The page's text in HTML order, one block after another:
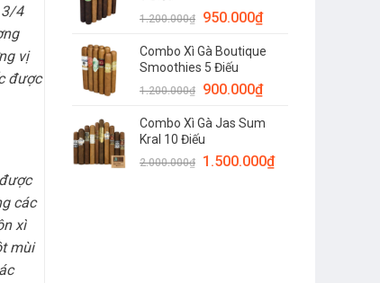
1.200.000₫ 950.000₫
Combo Xì Gà Boutique
Smoothies 5 Điếu
1.200.000₫ 900.000₫
Combo Xì Gà Jas Sum
Kral 10 Điếu
2.000.000₫ 1.500.000₫
3/4
vị
được
các
xì
mùi